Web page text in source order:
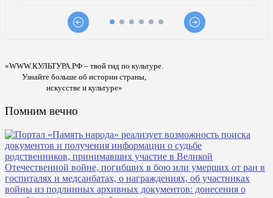
«WWW.КУЛЬТУРА.РФ – твой гид по культуре.
Узнайте больше об истории страны,
искусстве и культуре»
Помним вечно